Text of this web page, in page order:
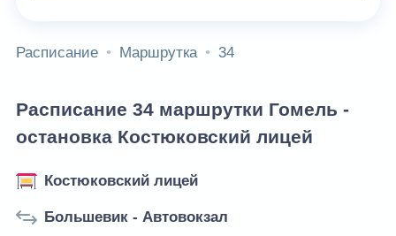
Расписание Маршрутка 34
Расписание 34 маршрутки Гомель -
остановка Костюковский лицей
Костюковский лицей
Большевик - Автовокзал